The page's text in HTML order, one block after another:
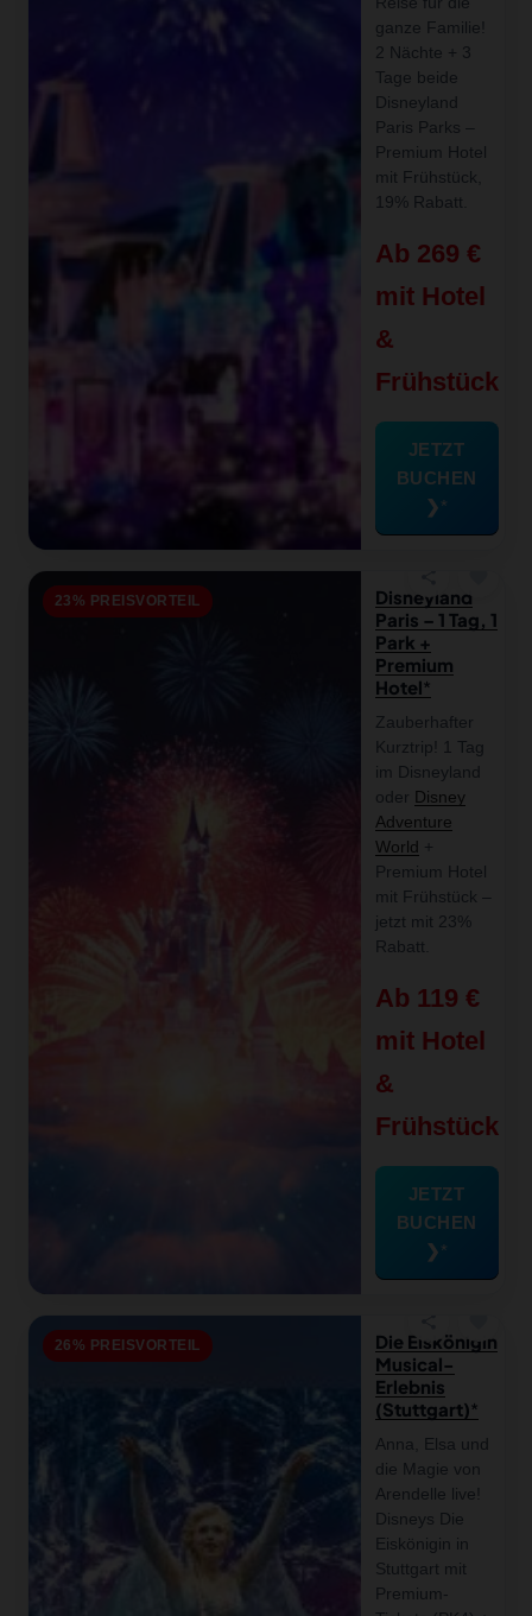
ganze Familie!
2 Nächte + 3
Tage beide
Disneyland
Paris Parks –
Premium Hotel
mit Frühstück,
19% Rabatt.
Ab 269 €
mit Hotel
&
Frühstück
JETZT
BUCHEN
❯
23% PREISVORTEIL
Disneyland
Paris – 1 Tag, 1
Park +
Premium
Hotel
Zauberhafter
Kurztrip! 1 Tag
im Disneyland
oder Disney
Adventure
World +
Premium Hotel
mit Frühstück –
jetzt mit 23%
Rabatt.
Ab 119 €
mit Hotel
&
Frühstück
JETZT
BUCHEN
❯
26% PREISVORTEIL
Die Eiskönigin
Musical-
Erlebnis
(Stuttgart)
Anna, Elsa und
die Magie von
Arendelle live!
Disneys Die
Eiskönigin in
Stuttgart mit
Premium-